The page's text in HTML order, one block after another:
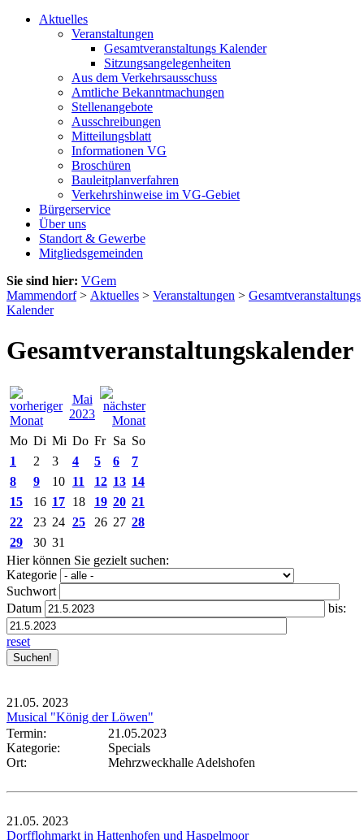
Aktuelles
Veranstaltungen
Gesamtveranstaltungs Kalender
Sitzungsangelegenheiten
Aus dem Verkehrsausschuss
Amtliche Bekanntmachungen
Stellenangebote
Ausschreibungen
Mitteilungsblatt
Informationen VG
Broschüren
Bauleitplanverfahren
Verkehrshinweise im VG-Gebiet
Bürgerservice
Über uns
Standort & Gewerbe
Mitgliedsgemeinden
Sie sind hier: VGem
Mammendorf> Aktuelles > Veranstaltungen > Gesamtveranstaltungs
Kalender
Gesamtveranstaltungskalender
Mai
2023
Mo Di Mi Do Fr Sa So
1
2 3 4 5 6
7
8
9 10 11 12 13 14
15
16 17 18 19 20 21
22
23 24 25 26 27 28
29
30 31
Hier können Sie gezielt suchen:
Kategorie
Suchwort
Datum
bis:
reset
21.05. 2023
Musical "König der Löwen"
Termin:
21.05.2023
Kategorie:
Specials
Ort:
Mehrzweckhalle Adelshofen
21.05. 2023
Dorfflohmarkt in Hattenhofen und Haspelmoor